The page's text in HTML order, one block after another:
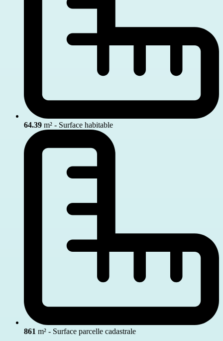
64.39 m² - Surface habitable
861 m² - Surface parcelle cadastrale